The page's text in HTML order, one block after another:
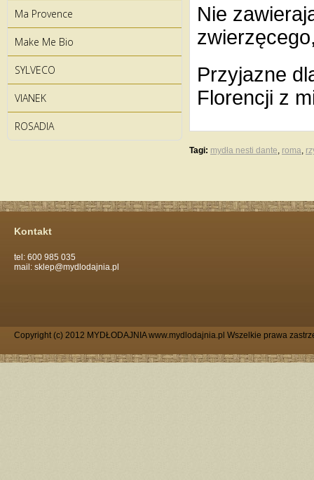
Ma Provence
Make Me Bio
SYLVECO
VIANEK
ROSADIA
Nie
Przyjazne
Florencji z
Tagi: mydła nesti dante, roma,
Kontakt
tel: 600 985 035
mail: sklep@mydlodajnia.pl
Copyright (c) 2012 MYDŁODAJNIA www.mydlodajnia.pl Wszelkie prawa